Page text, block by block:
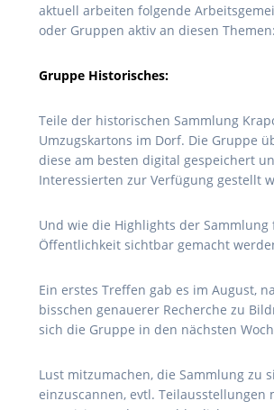
aktuell arbeiten folgende
oder Gruppen aktiv an diesen Themen:
Gruppe Historisches:
Teile der historischen Sammlung
Umzugskartons im Dorf. Die Gruppe
diese am besten digital gespeichert
Interessierten zur Verfügung gestellt
Und wie die Highlights der Sammlung
Öffentlichkeit sichtbar gemacht
Ein erstes Treffen gab es im August,
bisschen genauerer Recherche zu
sich die Gruppe in den nächsten
Lust mitzumachen, die Sammlung zu
einzuscannen, evtl. Teilausstellungen